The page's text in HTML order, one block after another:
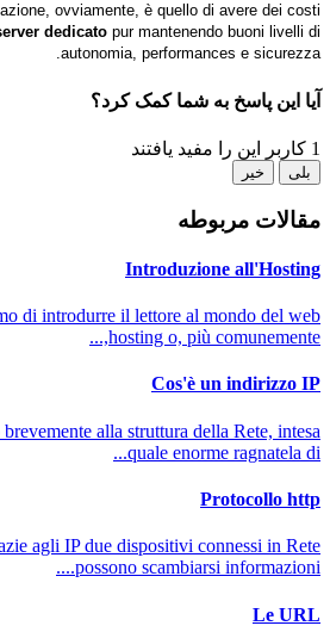
ovviamente, è quello di avere dei costi
dedicato pur mantenendo buoni livelli di
autonomia, performances e sicurezza.
آیا این پاسخ به شما کمک کرد؟
1 کاربر این را مفید یافتند
بلی خیر
مقالات مربوطه
Introduzione all'Hosting
di introdurre il lettore al mondo del web
hosting o, più comunemente,...
Cos'è un indirizzo IP
alla struttura della Rete, intesa
quale enorme ragnatela di...
Protocollo http
agli IP due dispositivi connessi in Rete
possono scambiarsi informazioni....
Le URL